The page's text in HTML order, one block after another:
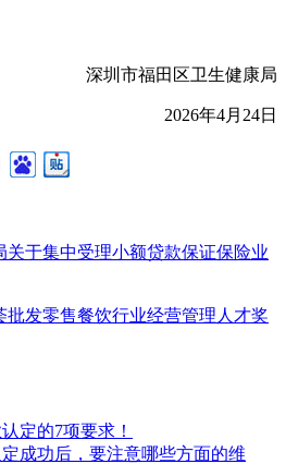
深圳市福田区卫生健康局
2026年4月24日
关于集中受理小额贷款保证保险业
批发零售餐饮行业经营管理人才奖
定的7项要求！
成功后，要注意哪些方面的维